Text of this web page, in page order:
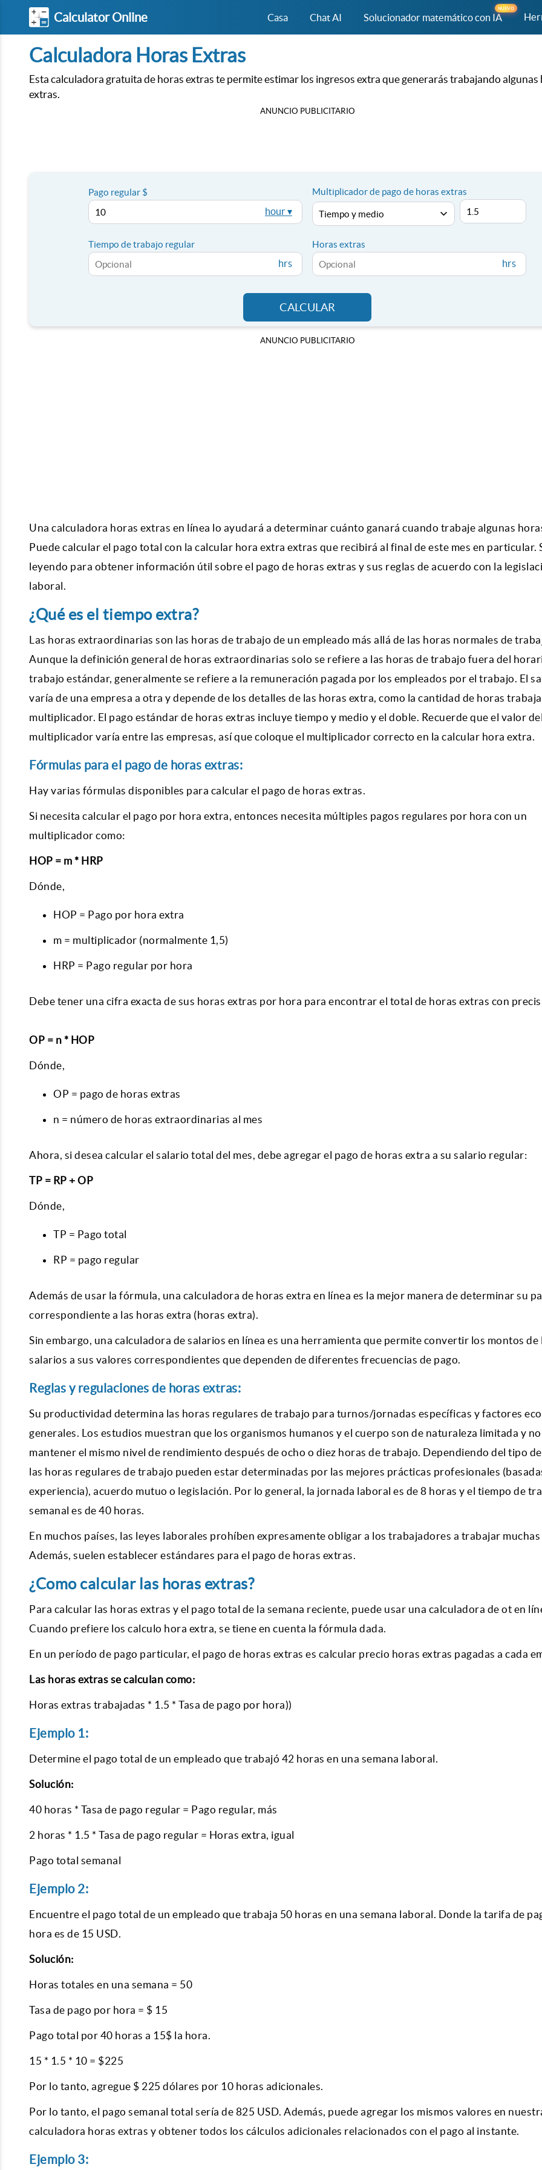
Calculator Online Casa Chat AI Solucionador matemático con IA
NUEVO
Calculadora Horas Extras
Esta calculadora gratuita de horas extras te permite estimar los ingresos extra que generarás trabajando algunas
extras.
ANUNCIO PUBLICITARIO
Pago regular $
hour ▾
Multiplicador de pago de horas extras
Tiempo de trabajo regular
hrs
Horas extras
hrs
CALCULAR
ANUNCIO PUBLICITARIO
Una calculadora horas extras en línea lo ayudará a determinar cuánto ganará cuando trabaje algunas
Puede calcular el pago total con la calcular hora extra extras que recibirá al final de este mes en particular.
leyendo para obtener información útil sobre el pago de horas extras y sus reglas de acuerdo con la
laboral.
¿Qué es el tiempo extra?
Las horas extraordinarias son las horas de trabajo de un empleado más allá de las horas normales de
Aunque la definición general de horas extraordinarias solo se refiere a las horas de trabajo fuera del
trabajo estándar, generalmente se refiere a la remuneración pagada por los empleados por el trabajo. El
varía de una empresa a otra y depende de los detalles de las horas extra, como la cantidad de horas
multiplicador. El pago estándar de horas extras incluye tiempo y medio y el doble. Recuerde que el valor
multiplicador varía entre las empresas, así que coloque el multiplicador correcto en la calcular hora extra.
Fórmulas para el pago de horas extras:
Hay varias fórmulas disponibles para calcular el pago de horas extras.
Si necesita calcular el pago por hora extra, entonces necesita múltiples pagos regulares por hora con un
multiplicador como:
HOP = m * HRP
Dónde,
HOP = Pago por hora extra
m = multiplicador (normalmente 1,5)
HRP = Pago regular por hora
Debe tener una cifra exacta de sus horas extras por hora para encontrar el total de horas extras con
OP = n * HOP
Dónde,
OP = pago de horas extras
n = número de horas extraordinarias al mes
Ahora, si desea calcular el salario total del mes, debe agregar el pago de horas extra a su salario regular:
TP = RP + OP
Dónde,
TP = Pago total
RP = pago regular
Además de usar la fórmula, una calculadora de horas extra en línea es la mejor manera de determinar su
correspondiente a las horas extra (horas extra).
Sin embargo, una calculadora de salarios en línea es una herramienta que permite convertir los montos de
salarios a sus valores correspondientes que dependen de diferentes frecuencias de pago.
Reglas y regulaciones de horas extras:
Su productividad determina las horas regulares de trabajo para turnos/jornadas específicas y factores
generales. Los estudios muestran que los organismos humanos y el cuerpo son de naturaleza limitada y
mantener el mismo nivel de rendimiento después de ocho o diez horas de trabajo. Dependiendo del tipo
las horas regulares de trabajo pueden estar determinadas por las mejores prácticas profesionales
experiencia), acuerdo mutuo o legislación. Por lo general, la jornada laboral es de 8 horas y el tiempo de
semanal es de 40 horas.
En muchos países, las leyes laborales prohíben expresamente obligar a los trabajadores a trabajar
Además, suelen establecer estándares para el pago de horas extras.
¿Como calcular las horas extras?
Para calcular las horas extras y el pago total de la semana reciente, puede usar una calculadora de ot en
Cuando prefiere los calculo hora extra, se tiene en cuenta la fórmula dada.
En un período de pago particular, el pago de horas extras es calcular precio horas extras pagadas a cada
Las horas extras se calculan como:
Horas extras trabajadas * 1.5 * Tasa de pago por hora))
Ejemplo 1:
Determine el pago total de un empleado que trabajó 42 horas en una semana laboral.
Solución:
40 horas * Tasa de pago regular = Pago regular, más
2 horas * 1.5 * Tasa de pago regular = Horas extra, igual
Pago total semanal
Ejemplo 2:
Encuentre el pago total de un empleado que trabaja 50 horas en una semana laboral. Donde la tarifa de
hora es de 15 USD.
Solución:
Horas totales en una semana = 50
Tasa de pago por hora = $ 15
Pago total por 40 horas a 15$ la hora.
15 * 1.5 * 10 = $225
Por lo tanto, agregue $ 225 dólares por 10 horas adicionales.
Por lo tanto, el pago semanal total sería de 825 USD. Además, puede agregar los mismos valores en
calculadora horas extras y obtener todos los cálculos adicionales relacionados con el pago al instante.
Ejemplo 3: